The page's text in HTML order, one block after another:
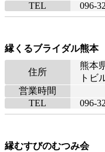
TEL
096-
縁くるブライダル熊本
住所
熊本
トビ
営業時間
TEL
096-
縁むすびのむつみ会